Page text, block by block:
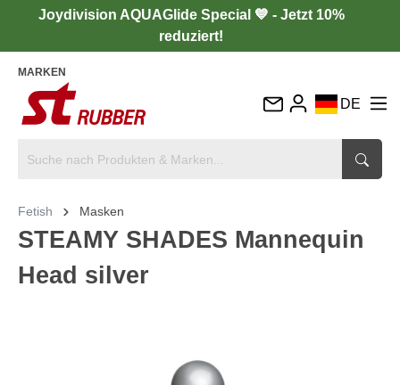
Joydivision AQUAGlide Special 💙 - Jetzt 10%
reduziert!
MARKEN
DE
IT
Fetish Masken
STEAMY SHADES Mannequin
Head silver